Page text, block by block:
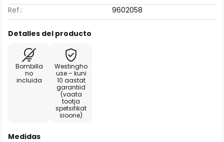
Ref.:
9602058
Detalles del producto
Bombilla
no
incluida
Westingho
use – kuni
10 aastat
garantiid
(vaata
tootja
spetsifikat
sioone)
Medidas